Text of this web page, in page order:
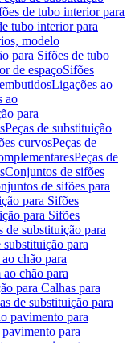
de tubo interior para
tubo interior para
modelo
para Sifões de tubo
de espaçoSifões
Ligações ao
ao
para
Peças de substituição
curvosPeças de
Peças de
Conjuntos de sifões
de sifões para
para Sifões
para Sifões
de substituição para
substituição para
chão para
chão para
para Calhas para
de substituição para
pavimento para
para